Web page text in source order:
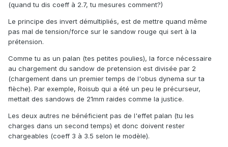
(quand tu dis coeff à 2.7, tu mesures comment?)
Le principe des invert démultipliés, est de mettre quand même
pas mal de tension/force sur le sandow rouge qui sert à la
prétension.
Comme tu as un palan (tes petites poulies), la force nécessaire
au chargement du sandow de pretension est divisée par 2
(chargement dans un premier temps de l'obus dynema sur ta
flèche). Par exemple, Roisub qui a été un peu le précurseur,
mettait des sandows de 21mm raides comme la justice.
Les deux autres ne bénéficient pas de l'effet palan (tu les
charges dans un second temps) et donc doivent rester
chargeables (coeff 3 à 3.5 selon le modèle).